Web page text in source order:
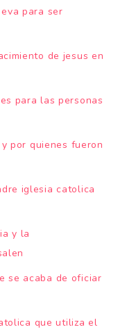
para ser
de jesus en
para las personas
por quienes fueron
iglesia catolica
y la
se acaba de oficiar
que utiliza el